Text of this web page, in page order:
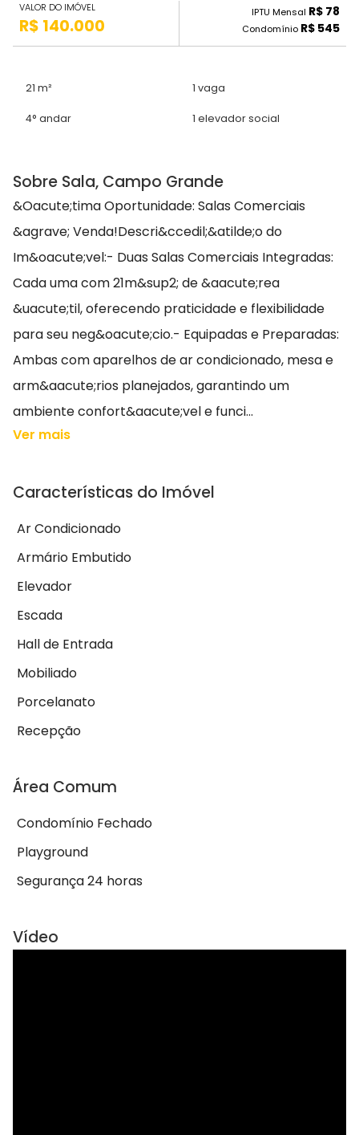
VALOR DO IMÓVEL
R$ 140.000
IPTU Mensal R$ 78
Condomínio R$ 545
21 m² 1 vaga
4° andar 1 elevador social
Sobre Sala, Campo Grande
&Oacute;tima Oportunidade: Salas Comerciais
&agrave; Venda!Descri&ccedil;&atilde;o do
Im&oacute;vel:- Duas Salas Comerciais Integradas:
Cada uma com 21m&sup2; de &aacute;rea
&uacute;til, oferecendo praticidade e flexibilidade
para seu neg&oacute;cio.- Equipadas e Preparadas:
Ambas com aparelhos de ar condicionado, mesa e
arm&aacute;rios planejados, garantindo um
ambiente confort&aacute;vel e funci...
Ver mais
Características do Imóvel
Ar Condicionado
Armário Embutido
Elevador
Escada
Hall de Entrada
Mobiliado
Porcelanato
Recepção
Área Comum
Condomínio Fechado
Playground
Segurança 24 horas
Vídeo